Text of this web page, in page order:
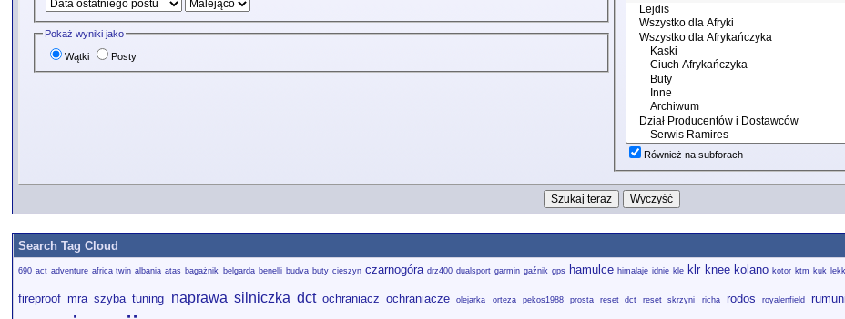
Pokaż wyniki jako
Wątki Posty
Również na subforach
Search Tag Cloud
690 act adventure africa twin albania atas bagażnik belgarda benelli budva buty cieszyn czarnogóra drz400 dualsport garmin gaźnik gps hamulce himalaje idnie kle klr knee kolano kotor ktm kuk
fireproof mra szyba tuning naprawa silniczka dct ochraniacz ochraniacze olejarka orteza pekos1988 prosta reset dct reset skrzyni richa rodos royalenfield